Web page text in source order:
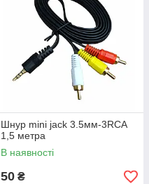
Шнур mini jack 3.5мм-3RCA
1,5 метра
В наявності
50 ₴